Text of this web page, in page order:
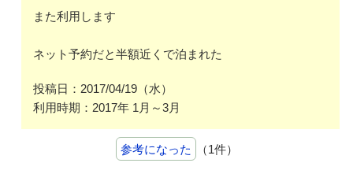
また利用します
ネット予約だと半額近くで泊まれた
投稿日：2017/04/19（水）
利用時期：2017年 1月～3月
参考になった （1件）